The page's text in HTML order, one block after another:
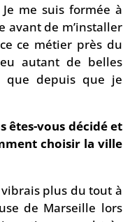
me suis formée à
avant de m’installer
ce métier près du
autant de belles
que depuis que je
êtes-vous décidé et
choisir la ville
plus du tout à
de Marseille lors